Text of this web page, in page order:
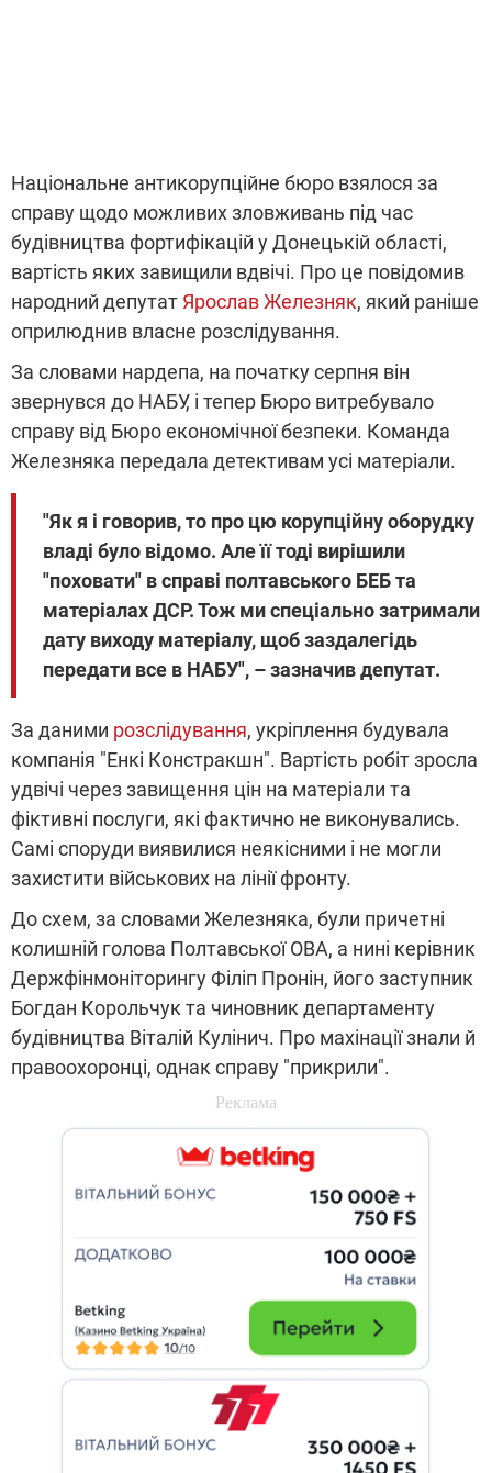
Національне антикорупційне бюро взялося за
справу щодо можливих зловживань під час
будівництва фортифікацій у Донецькій області,
вартість яких завищили вдвічі. Про це повідомив
народний депутат Ярослав Железняк, який раніше
оприлюднив власне розслідування.
За словами нардепа, на початку серпня він
звернувся до НАБУ, і тепер Бюро витребувало
справу від Бюро економічної безпеки. Команда
Железняка передала детективам усі матеріали.
"Як я і говорив, то про цю корупційну оборудку
владі було відомо. Але її тоді вирішили
"поховати" в справі полтавського БЕБ та
матеріалах ДСР. Тож ми спеціально затримали
дату виходу матеріалу, щоб заздалегідь
передати все в НАБУ", – зазначив депутат.
За даними розслідування, укріплення будувала
компанія "Енкі Констракшн". Вартість робіт зросла
удвічі через завищення цін на матеріали та
фіктивні послуги, які фактично не виконувались.
Самі споруди виявилися неякісними і не могли
захистити військових на лінії фронту.
До схем, за словами Железняка, були причетні
колишній голова Полтавської ОВА, а нині керівник
Держфінмоніторингу Філіп Пронін, його заступник
Богдан Корольчук та чиновник департаменту
будівництва Віталій Кулінич. Про махінації знали й
правоохоронці, однак справу "прикрили".